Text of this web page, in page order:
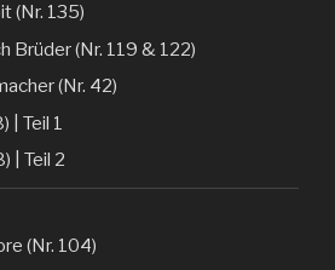
(Nr. 135)
Brüder (Nr. 119 & 122)
(Nr. 42)
| Teil 1
| Teil 2
(Nr. 104)